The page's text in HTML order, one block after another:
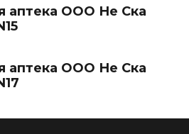
аптека ООО Не Ска
аптека ООО Не Ска